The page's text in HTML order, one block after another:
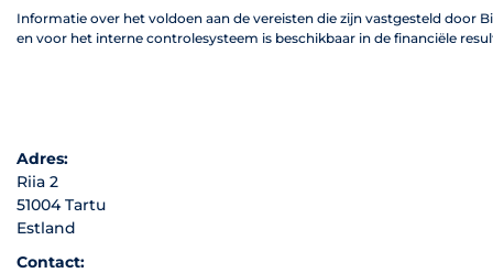
Informatie over het voldoen aan de vereisten die zijn vastgesteld door
en voor het interne controlesysteem is beschikbaar in de financiële
Adres:
Riia 2
51004 Tartu
Estland
Contact: